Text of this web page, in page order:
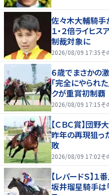
佐々木大輔騎
１・２倍ライヒ
制裁対象に
2026/08/09 17:35そ
６歳でまさかの
「完全にやられ
クが重賞初制覇
2026/08/09 17:15そ
【ＣＢＣ賞】団
昨年の再現狙っ
敗
2026/08/09 17:02そ
【レパードＳ】
坂井瑠星騎手は